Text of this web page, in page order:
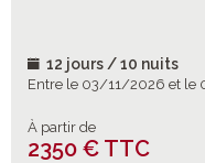
12 jours / 10 nuits
Entre le 03/11/2026 et le
À partir de
2350 € TTC